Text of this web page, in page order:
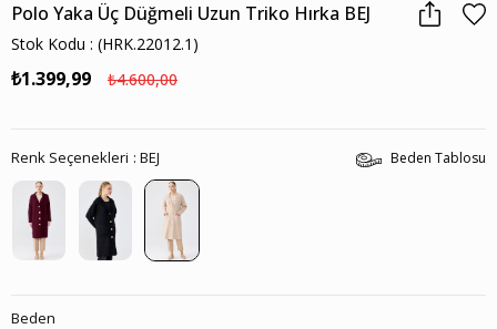
Polo Yaka Üç Düğmeli Uzun Triko Hırka BEJ
Stok Kodu
(HRK.22012.1)
₺4.600,00
₺1.399,99
Beden Tablosu
Renk Seçenekleri BEJ
Beden